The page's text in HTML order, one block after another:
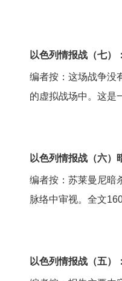
以色列情报战（七）
编者按：这场战争没
的虚拟战场中。这是
以色列情报战（六）
编者按：苏莱曼尼暗
脉络中审视。全文
以色列情报战（五）